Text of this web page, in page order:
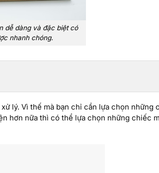
dễ dàng và đặc biệt có
nhanh chóng.
lý. Vì thế mà bạn chỉ cần lựa chọn những
hơn nữa thì có thể lựa chọn những chiếc